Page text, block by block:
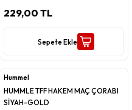
229,00 TL
Sepete Ekle
Hummel
HUMMLE TFF HAKEM MAÇ ÇORABI
SİYAH-GOLD